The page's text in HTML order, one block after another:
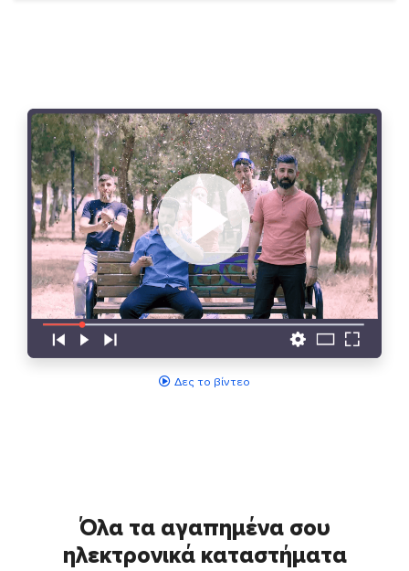
Δες το βίντεο
Όλα τα αγαπημένα σου
ηλεκτρονικά καταστήματα